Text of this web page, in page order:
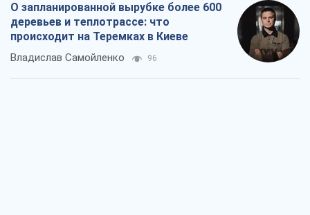
О запланированной вырубке более 600
деревьев и теплотрассе: что
происходит на Теремках в Киеве
Владислав Самойленко 96